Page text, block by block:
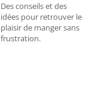
Des conseils et des
idées pour retrouver le
plaisir de manger sans
frustration.